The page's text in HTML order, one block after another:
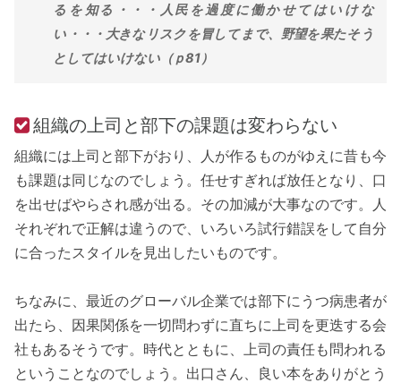
るを知る・・・人民を過度に働かせてはいけな
い・・・大きなリスクを冒してまで、野望を果たそう
としてはいけない（ｐ81）
組織の上司と部下の課題は変わらない
組織には上司と部下がおり、人が作るものがゆえに昔も今
も課題は同じなのでしょう。任せすぎれば放任となり、口
を出せばやらされ感が出る。その加減が大事なのです。人
それぞれで正解は違うので、いろいろ試行錯誤をして自分
に合ったスタイルを見出したいものです。
ちなみに、最近のグローバル企業では部下にうつ病患者が
出たら、因果関係を一切問わずに直ちに上司を更迭する会
社もあるそうです。時代とともに、上司の責任も問われる
ということなのでしょう。出口さん、良い本をありがとう